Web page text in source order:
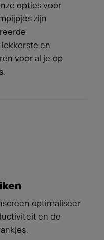
opties voor
zijn
en
voor al je op
optimaliseer
en de